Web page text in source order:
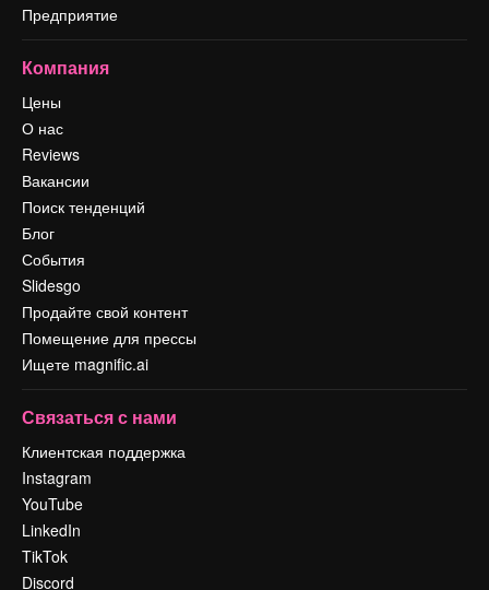
Предприятие
Компания
Цены
О нас
Reviews
Вакансии
Поиск тенденций
Блог
События
Slidesgo
Продайте свой контент
Помещение для прессы
Ищете magnific.ai
Связаться с нами
Клиентская поддержка
Instagram
YouTube
LinkedIn
TikTok
Discord